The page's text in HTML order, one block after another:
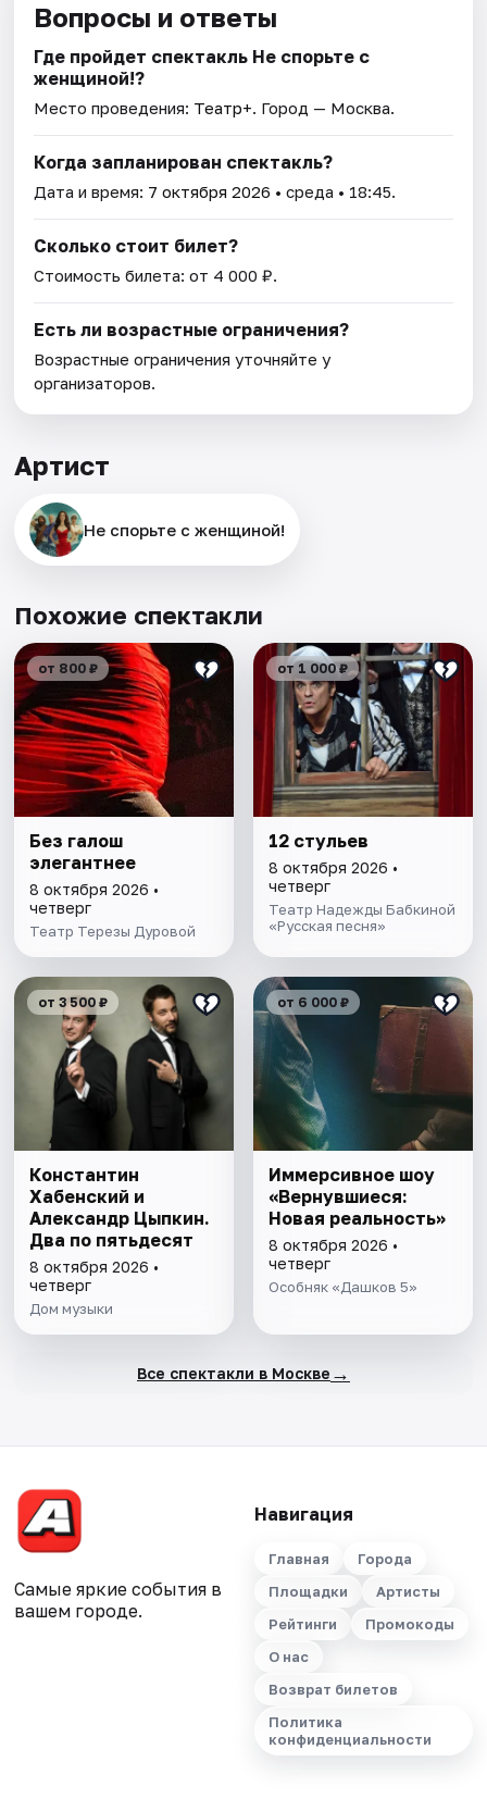
Вопросы и ответы
Где пройдет спектакль Не спорьте с
женщиной!?
Место проведения: Театр+. Город — Москва.
Когда запланирован спектакль?
Дата и время: 7 октября 2026 • среда • 18:45.
Сколько стоит билет?
Стоимость билета: от 4 000 ₽.
Есть ли возрастные ограничения?
Возрастные ограничения уточняйте у
организаторов.
Артист
Не спорьте с женщиной!
Похожие спектакли
от 800 ₽
Без галош
элегантнее
8 октября 2026 •
четверг
Театр Терезы Дуровой
от 1 000 ₽
12 стульев
8 октября 2026 •
четверг
Театр Надежды Бабкиной
«Русская песня»
от 3 500 ₽
Константин
Хабенский и
Александр Цыпкин.
Два по пятьдесят
8 октября 2026 •
четверг
Дом музыки
от 6 000 ₽
Иммерсивное шоу
«Вернувшиеся:
Новая реальность»
8 октября 2026 •
четверг
Особняк «Дашков 5»
Все спектакли в Москве →
Самые яркие события в
вашем городе.
Навигация
Главная
Города
Площадки
Артисты
Рейтинги
Промокоды
О нас
Возврат билетов
Политика
конфиденциальности